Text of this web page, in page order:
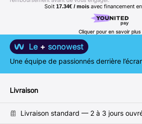
Soit 17.34€ / mois avec financement en
Cliquer pour en savoir plus
Le + sonowest
Une équipe de passionnés derrière
Livraison
Livraison standard — 2 à 3 jours